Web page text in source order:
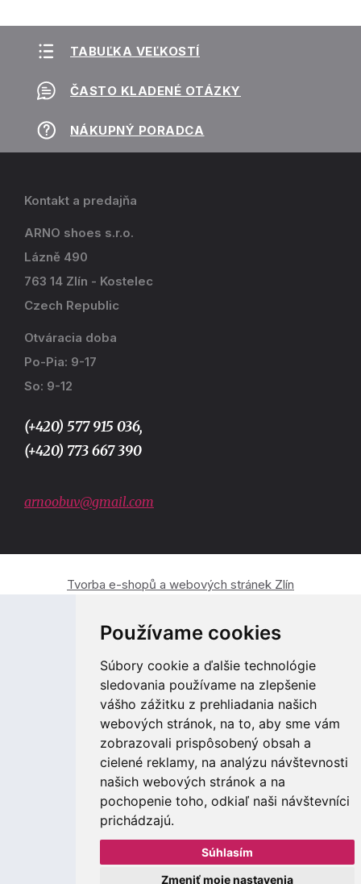
Používame cookies
Súbory cookie a ďalšie technológie
sledovania používame na zlepšenie
vášho zážitku z prehliadania našich
webových stránok, na to, aby sme vám
zobrazovali prispôsobený obsah a
cielené reklamy, na analýzu návštevnosti
našich webových stránok a na
pochopenie toho, odkiaľ naši návštevníci
prichádzajú.
Súhlasím
Zmeniť moje nastavenia
TABUĽKA VEĽKOSTÍ
ČASTO KLADENÉ OTÁZKY
NÁKUPNÝ PORADCA
Kontakt a predajňa
ARNO shoes s.r.o.
Lázně 490
763 14 Zlín - Kostelec
Czech Republic
Otváracia doba
Po-Pia: 9-17
So: 9-12
(+420) 577 915 036,
(+420) 773 667 390
arnoobuv@gmail.com
Tvorba e-shopů a webových stránek Zlín